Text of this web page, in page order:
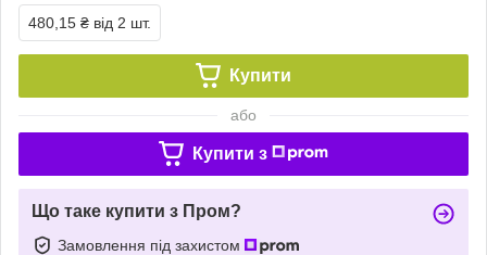
480,15 ₴ від 2 шт.
Купити
або
Купити з
Що таке купити з Пром?
Замовлення під захистом